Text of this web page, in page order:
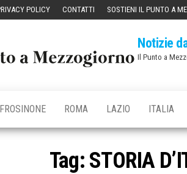
POLICY CONTATTI SOSTIENI IL PUNTO A
Notizie
Il Punto a
FROSINONE ROMA LAZIO ITALIA
Tag: STORIA